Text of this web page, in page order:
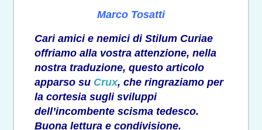
Marco Tosatti
Cari amici e nemici di Stilum Curiae
offriamo alla vostra attenzione, nella
nostra traduzione, questo articolo
apparso su Crux, che ringraziamo per
la cortesia sugli sviluppi
dell’incombente scisma tedesco.
Buona lettura e condivisione.